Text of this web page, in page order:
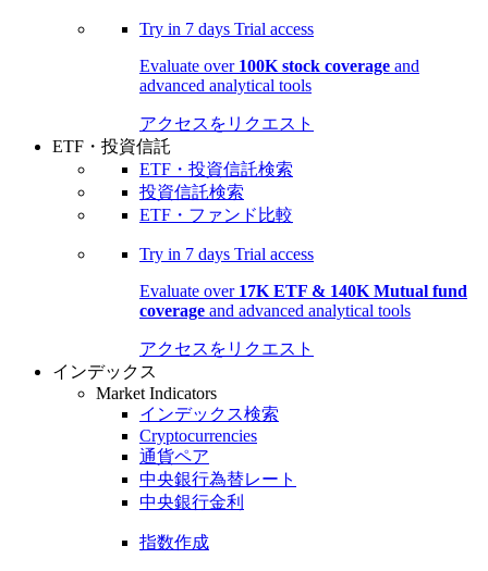
Try in 7 days Trial access
Evaluate over 100K stock coverage and
advanced analytical tools
アクセスをリクエスト
ETF・投資信託
ETF・投資信託検索
投資信託検索
ETF・ファンド比較
Try in 7 days Trial access
Evaluate over 17K ETF & 140K Mutual fund
coverage and advanced analytical tools
アクセスをリクエスト
インデックス
Market Indicators
インデックス検索
Cryptocurrencies
通貨ペア
中央銀行為替レート
中央銀行金利
指数作成